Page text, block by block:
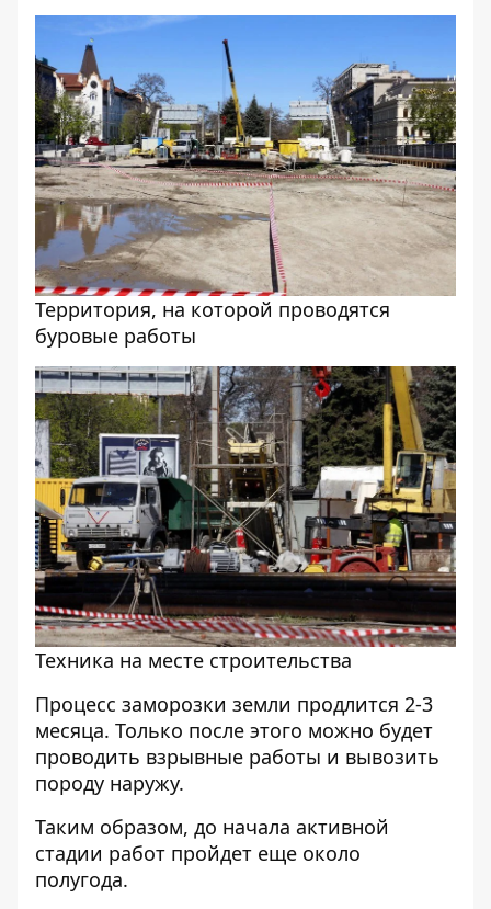
Территория, на которой проводятся
буровые работы
Техника на месте строительства
Процесс заморозки земли продлится 2-3
месяца. Только после этого можно будет
проводить взрывные работы и вывозить
породу наружу.
Таким образом, до начала активной
стадии работ пройдет еще около
полугода.